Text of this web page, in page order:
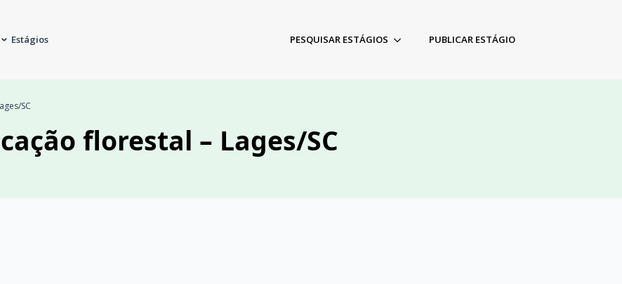
Estágios PESQUISAR ESTÁGIOS PUBLICAR ESTÁGIO
SC
florestal – Lages/SC